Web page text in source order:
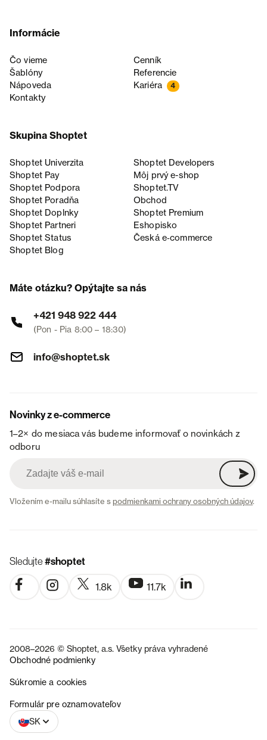
Informácie
Čo vieme
Cenník
Šablóny
Referencie
Nápoveda
Kariéra 4
Kontakty
Skupina Shoptet
Shoptet Univerzita
Shoptet Developers
Shoptet Pay
Môj prvý e-shop
Shoptet Podpora
Shoptet.TV
Shoptet Poradňa
Obchod
Shoptet Doplnky
Shoptet Premium
Shoptet Partneri
Eshopisko
Shoptet Status
Česká e‑commerce
Shoptet Blog
Máte otázku? Opýtajte sa nás
+421 948 922 444
(Pon - Pia 8:00 – 18:30)
info@shoptet.sk
Novinky z e-commerce
1–2× do mesiaca vás budeme informovať o novinkách z
odboru
Vložením e-mailu súhlasíte spodmienkami ochrany osobných údajov.
Sledujte#shoptet
1.8k 11.7k
2008–2026 © Shoptet, a.s. Všetky práva vyhradené
Obchodné podmienky
Súkromie a cookies
Formulár pre oznamovateľov
SK